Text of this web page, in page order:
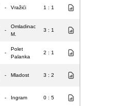
- Vražići 1 : 1
-
Omladinac
M.
3 : 1
-
Polet
Palanka
2 : 1
- Mladost 3 : 2
- Ingram 0 : 5